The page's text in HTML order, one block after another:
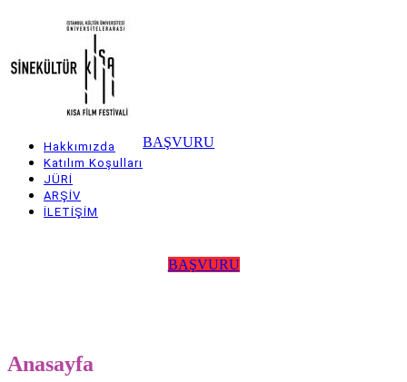
content
Main
navigation
Hakkımızda
Katılım Koşulları
JÜRİ
ARŞİV
İLETİŞİM
BAŞVURU
BAŞVURU
Anasayfa